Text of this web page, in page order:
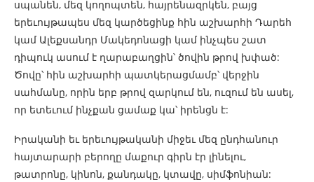
սպանեն, մեզ կողոպտեն, հայրենազրկեն, բայց
երեւույթապես մեզ կարծեցինք հին աշխարհի Դարեհ
կամ Ալեքսանդր Մակեդոնացի կամ ինչպես շատ
դիպուկ ասում է ղարաբաղցին՝ ծովին թրով խփած:
Ծովը՝ հին աշխարհի պատկերացմամբ՝ վերջին
սահմանը, որին երբ թրով զարկում են, ուզում են ասել,
որ ետեւում ինչքան ցամաք կա՝ իրենցն է:
Իրականի եւ երեւույթականի միջեւ մեզ ընդհանուր
հայտարարի բերողը մաքուր գիրն էր լինելու,
թատրոնը, կինոն, քանդակը, կտավը, սիմֆոնիան: